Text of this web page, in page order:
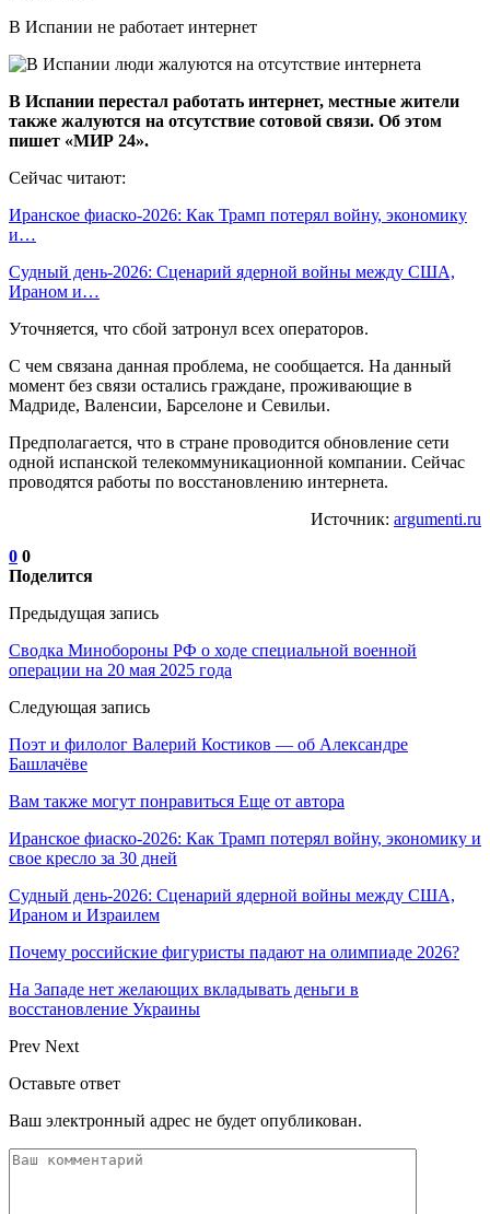
В Испании не работает интернет
В Испании перестал работать интернет, местные жители
также жалуются на отсутствие сотовой связи. Об этом
пишет «МИР 24».
Сейчас читают:
Иранское фиаско-2026: Как Трамп потерял войну, экономику
и…
Судный день-2026: Сценарий ядерной войны между США,
Ираном и…
Уточняется, что сбой затронул всех операторов.
С чем связана данная проблема, не сообщается. На данный
момент без связи остались граждане, проживающие в
Мадриде, Валенсии, Барселоне и Севильи.
Предполагается, что в стране проводится обновление сети
одной испанской телекоммуникационной компании. Сейчас
проводятся работы по восстановлению интернета.
Источник: argumenti.ru
0 0
Поделится
Предыдущая запись
Сводка Минобороны РФ о ходе специальной военной
операции на 20 мая 2025 года
Следующая запись
Поэт и филолог Валерий Костиков — об Александре
Башлачёве
Вам также могут понравиться Еще от автора
Иранское фиаско-2026: Как Трамп потерял войну, экономику и
свое кресло за 30 дней
Судный день-2026: Сценарий ядерной войны между США,
Ираном и Израилем
Почему российские фигуристы падают на олимпиаде 2026?
На Западе нет желающих вкладывать деньги в
восстановление Украины
Prev Next
Оставьте ответ
Ваш электронный адрес не будет опубликован.